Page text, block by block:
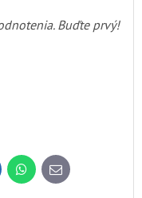
Buďte prvý!
WhatsApp
E-
mail